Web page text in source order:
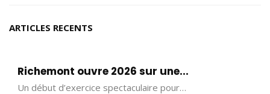
ARTICLES RECENTS
Richemont ouvre 2026 sur une...
Un début d’exercice spectaculaire pour…